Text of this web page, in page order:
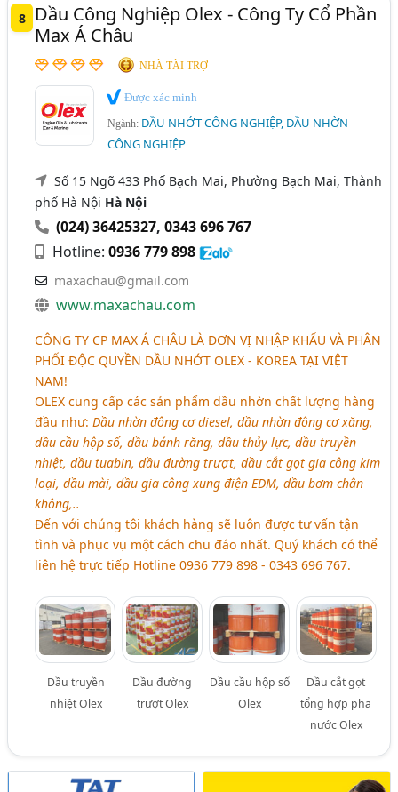
8
Dầu Công Nghiệp Olex - Công Ty Cổ Phần
Max Á Châu
NHÀ TÀI TRỢ
Được xác minh
Ngành: DẦU NHỚT CÔNG NGHIỆP, DẦU NHỜN
CÔNG NGHIỆP
Số 15 Ngõ 433 Phố Bạch Mai, Phường Bạch Mai, Thành
phố Hà Nội Hà Nội
(024) 36425327,0343 696 767
Hotline:0936 779 898
maxachau@gmail.com
www.maxachau.com
CÔNG TY CP MAX Á CHÂU LÀ ĐƠN VỊ NHẬP KHẨU VÀ PHÂN
PHỐI ĐỘC QUYỀN DẦU NHỚT OLEX - KOREA TẠI VIỆT
NAM!
OLEX cung cấp các sản phẩm dầu nhờn chất lượng hàng
đầu như:Dầu nhờn động cơ diesel, dầu nhờn động cơ xăng,
dầu cầu hộp số, dầu bánh răng, dầu thủy lực, dầu truyền
nhiệt, dầu tuabin, dầu đường trượt, dầu cắt gọt gia công kim
loại, dầu mài, dầu gia công xung điện EDM, dầu bơm chân
không,..
Đến với chúng tôi khách hàng sẽ luôn được tư vấn tận
tình và phục vụ một cách chu đáo nhất. Quý khách có thể
liên hệ trực tiếp Hotline 0936 779 898 - 0343 696 767.
Dầu truyền
nhiệt Olex
Dầu đường
trượt Olex
Dầu cầu hộp số
Olex
Dầu cắt gọt
tổng hợp pha
nước Olex